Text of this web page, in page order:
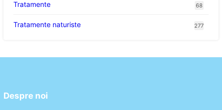
Tratamente 68
Tratamente naturiste 277
Despre noi